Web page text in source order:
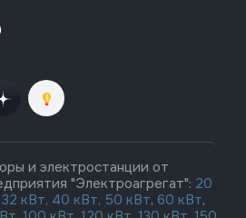
и электростанции от
"Электроагрегат": 20
32 кВт, 40 кВт, 50 кВт, 60 кВт,